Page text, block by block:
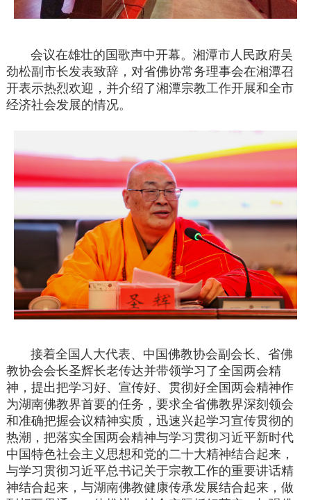
会议在雄壮的国歌声中开幕。湘潭市人民政府吴
劲松副市长发表致辞，对省佛协常务理事会在湘潭召
开表示热烈欢迎，并介绍了湘潭宗教工作开展和全市
经济社会发展的情况。
接着全国人大代表、中国佛教协会副会长、省佛
教协会会长圣辉长老传达并带领学习了全国两会精
神，提出把学习好、宣传好、贯彻好全国两会精神作
为湖南佛教界首要的任务，要求全省佛教界深刻领会
和准确把握会议精神实质，迅速兴起学习宣传贯彻的
热潮，把落实全国两会精神与学习贯彻习近平新时代
中国特色社会主义思想和党的二十大精神结合起来，
与学习贯彻习近平总书记关于宗教工作的重要讲话精
神结合起来，与湖南佛教健康传承发展结合起来，做